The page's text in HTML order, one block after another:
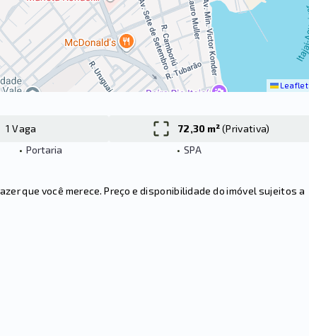
Leaflet
1 Vaga 72,30 m²(Privativa)
• Portaria • SPA
que você merece. Preço e disponibilidade do imóvel sujeitos a